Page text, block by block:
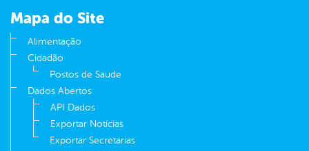
Mapa do Site
Alimentação
Cidadão
Postos de Saude
Dados Abertos
API Dados
Exportar Notícias
Exportar Secretarias